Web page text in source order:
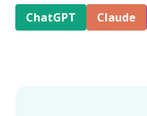
ChatGPT Claude